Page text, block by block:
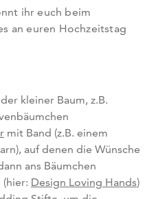
ihr euch beim
an euren Hochzeitstag
kleiner Baum, z.B.
mit Band (z.B. einem
auf denen die Wünsche
ans Bäumchen
Design Loving Hands)